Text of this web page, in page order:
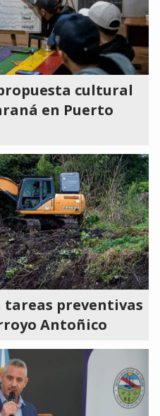
cultural
en Puerto
tareas preventivas
Antoñico